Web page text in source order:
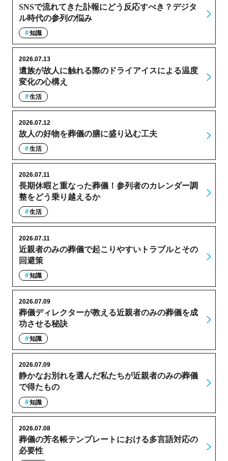
SNSで流れてきた訃報にどう反応すべき？デジタ
ル時代の参列の悩み
知識
遺族が故人に触れる際のドライアイスによる温度
変化の心構え
2026.07.13
生活
故人の好物を葬儀の膳に盛り込む工夫
2026.07.12
生活
長期休暇と重なった葬儀！参列者のカレンダー調
整をどう乗り越えるか
2026.07.11
生活
近親者のみの葬儀で起こりやすいトラブルとその
回避策
2026.07.11
知識
葬儀ディレクターが教える近親者のみの葬儀を成
功させる秘訣
2026.07.09
知識
静かなお別れを選んだ私たちが近親者のみの葬儀
で得たもの
2026.07.09
知識
葬儀の芳名帳テンプレートにおける多言語対応の
必要性
2026.07.08